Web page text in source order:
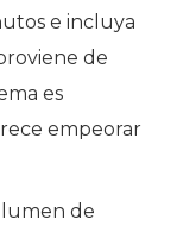
e incluya
de
es
empeorar
de